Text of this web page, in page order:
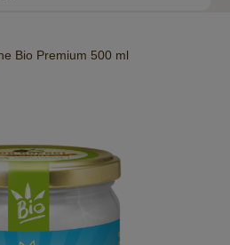
Bio Premium 500 ml